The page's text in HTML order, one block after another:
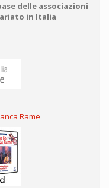
delle associazioni
in Italia